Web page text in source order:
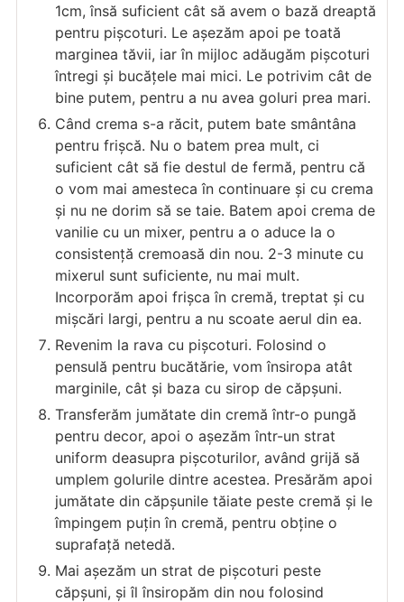
1cm, însă suficient cât să avem o bază dreaptă
pentru pișcoturi. Le așezăm apoi pe toată
marginea tăvii, iar în mijloc adăugăm pișcoturi
întregi și bucățele mai mici. Le potrivim cât de
bine putem, pentru a nu avea goluri prea mari.
Când crema s-a răcit, putem bate smântâna
pentru frișcă. Nu o batem prea mult, ci
suficient cât să fie destul de fermă, pentru că
o vom mai amesteca în continuare și cu crema
și nu ne dorim să se taie. Batem apoi crema de
vanilie cu un mixer, pentru a o aduce la o
consistență cremoasă din nou. 2-3 minute cu
mixerul sunt suficiente, nu mai mult.
Incorporăm apoi frișca în cremă, treptat și cu
mișcări largi, pentru a nu scoate aerul din ea.
Revenim la rava cu pișcoturi. Folosind o
pensulă pentru bucătărie, vom însiropa atât
marginile, cât și baza cu sirop de căpșuni.
Transferăm jumătate din cremă într-o pungă
pentru decor, apoi o așezăm într-un strat
uniform deasupra pișcoturilor, având grijă să
umplem golurile dintre acestea. Presărăm apoi
jumătate din căpșunile tăiate peste cremă și le
împingem puțin în cremă, pentru obține o
suprafață netedă.
Mai așezăm un strat de pișcoturi peste
căpșuni, și îl însiropăm din nou folosind